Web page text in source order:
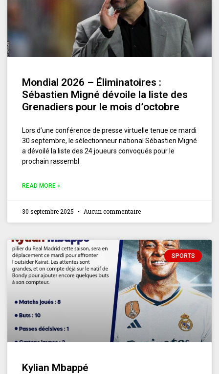
Mondial 2026 – Éliminatoires :
Sébastien Migné dévoile la liste des
Grenadiers pour le mois d’octobre
Lors d’une conférence de presse virtuelle tenue ce mardi
30 septembre, le sélectionneur national Sébastien Migné
a dévoilé la liste des 24 joueurs convoqués pour le
prochain rassembl
READ MORE »
30 septembre 2025 Aucun commentaire
SPORTS
Kylian Mbappé